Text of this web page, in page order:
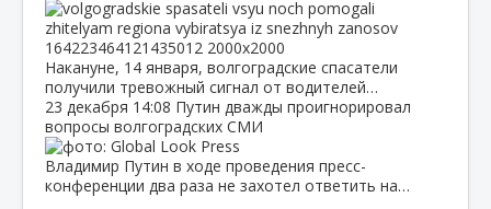
Накануне, 14 января, волгоградские спасатели
получили тревожный сигнал от водителей…
23 декабря 14:08 Путин дважды проигнорировал
вопросы волгоградских СМИ
Владимир Путин в ходе проведения пресс-
конференции два раза не захотел ответить на…